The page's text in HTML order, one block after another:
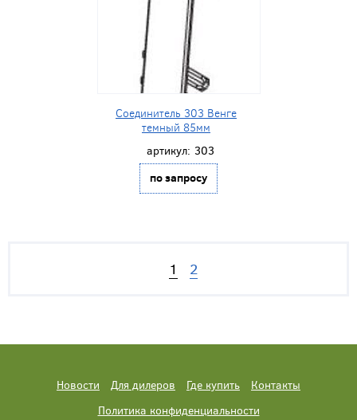
Соединитель 303 Венге
темный 85мм
артикул: 303
по запросу
1 2
Новости Для дилеров Где купить
Контакты
Политика конфиденциальности